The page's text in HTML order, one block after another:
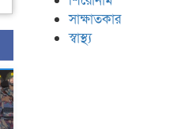
সাক্ষাতকার
স্বাস্থ্য